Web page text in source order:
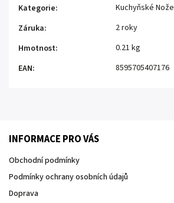
Kategorie:
Kuchyňské Nože
Záruka:
2 roky
Hmotnost:
0.21 kg
EAN: 8595705407176
INFORMACE PRO VÁS
Obchodní podmínky
Podmínky ochrany osobních údajů
Doprava